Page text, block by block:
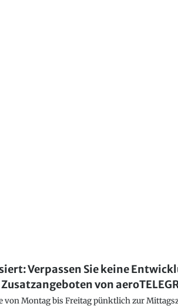
Verpassen Sie keine
von
Montag bis Freitag pünktlich zur